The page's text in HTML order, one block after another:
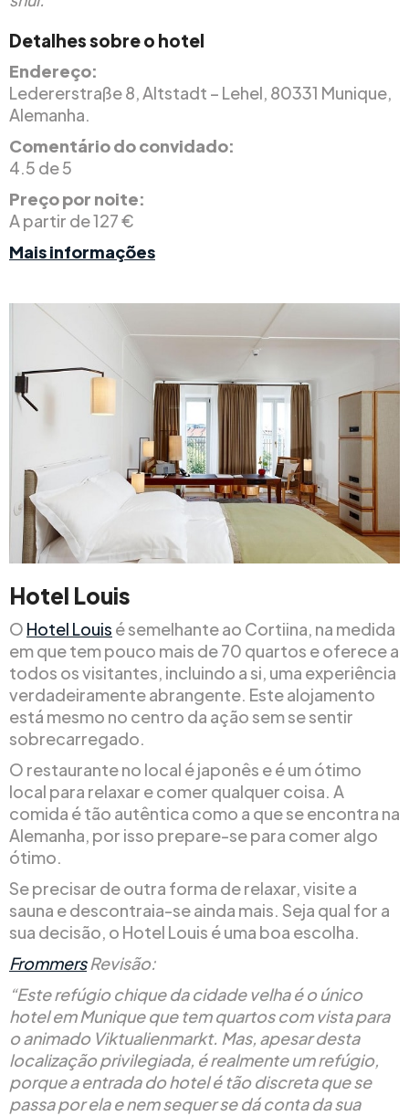
Detalhes sobre o hotel
Endereço:
Ledererstraße 8, Altstadt – Lehel, 80331 Munique,
Alemanha.
Comentário do convidado:
4.5 de 5
Preço por noite:
A partir de 127 €
Mais informações
Hotel Louis
O Hotel Louis é semelhante ao Cortiina, na medida
em que tem pouco mais de 70 quartos e oferece a
todos os visitantes, incluindo a si, uma experiência
verdadeiramente abrangente. Este alojamento
está mesmo no centro da ação sem se sentir
sobrecarregado.
O restaurante no local é japonês e é um ótimo
local para relaxar e comer qualquer coisa. A
comida é tão autêntica como a que se encontra na
Alemanha, por isso prepare-se para comer algo
ótimo.
Se precisar de outra forma de relaxar, visite a
sauna e descontraia-se ainda mais. Seja qual for a
sua decisão, o Hotel Louis é uma boa escolha.
FrommersRevisão:
“Este refúgio chique da cidade velha é o único
hotel em Munique que tem quartos com vista para
o animado Viktualienmarkt. Mas, apesar desta
localização privilegiada, é realmente um refúgio,
porque a entrada do hotel é tão discreta que se
passa por ela e nem sequer se dá conta da sua